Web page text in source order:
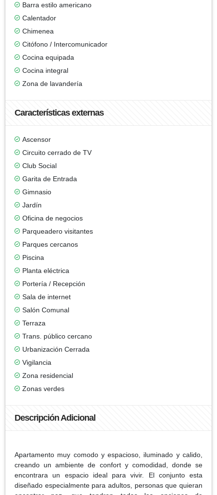
Barra estilo americano
Calentador
Chimenea
Citófono / Intercomunicador
Cocina equipada
Cocina integral
Zona de lavandería
Características externas
Ascensor
Circuito cerrado de TV
Club Social
Garita de Entrada
Gimnasio
Jardín
Oficina de negocios
Parqueadero visitantes
Parques cercanos
Piscina
Planta eléctrica
Portería / Recepción
Sala de internet
Salón Comunal
Terraza
Trans. público cercano
Urbanización Cerrada
Vigilancia
Zona residencial
Zonas verdes
Descripción Adicional
Apartamento muy comodo y espacioso, iluminado y calido,
creando un ambiente de confort y comodidad, donde se
encontrara un espacio ideal para vivir. El conjunto esta
diseñado especialmente para adultos, personas que quieran